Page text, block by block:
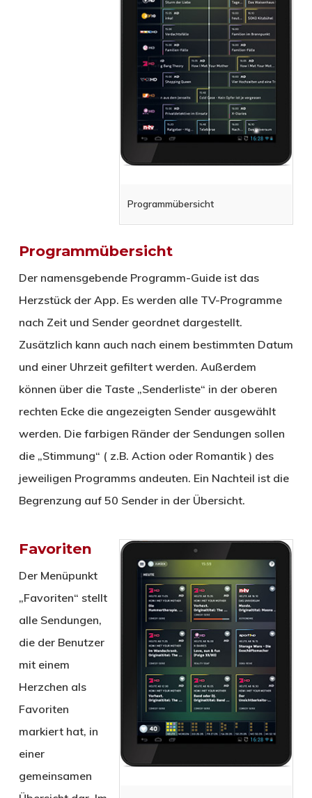
Programmübersicht
Programmübersicht
Der namensgebende Programm-Guide ist das
Herzstück der App. Es werden alle TV-Programme
nach Zeit und Sender geordnet dargestellt.
Zusätzlich kann auch nach einem bestimmten Datum
und einer Uhrzeit gefiltert werden. Außerdem
können über die Taste „Senderliste“ in der oberen
rechten Ecke die angezeigten Sender ausgewählt
werden. Die farbigen Ränder der Sendungen sollen
die „Stimmung“ ( z.B. Action oder Romantik ) des
jeweiligen Programms andeuten. Ein Nachteil ist die
Begrenzung auf 50 Sender in der Übersicht.
Favoriten
Der Menüpunkt
„Favoriten“ stellt
alle Sendungen,
die der Benutzer
mit einem
Herzchen als
Favoriten
markiert hat, in
einer
gemeinsamen